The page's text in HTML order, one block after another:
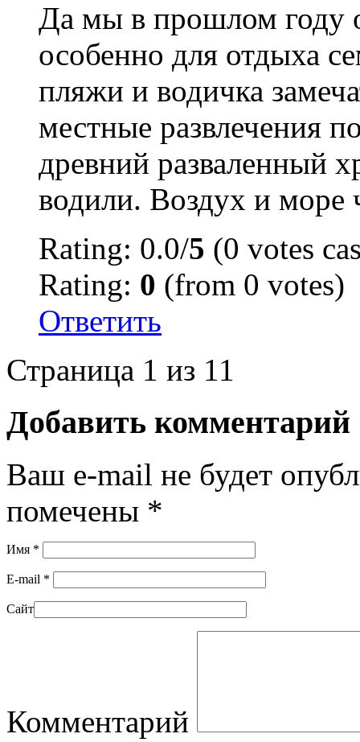
Да мы в прошлом году
особенно для отдыха
пляжи и водичка
местные развлечения
древний разваленный
водили. Воздух и
Rating: 0.0/5 (0 votes
Rating: 0 (from 0 votes)
Ответить
Страница 1 из 11
Добавить комментарий
Ваш e-mail не будет
помечены *
Имя *
E-mail *
Сайт
Комментарий